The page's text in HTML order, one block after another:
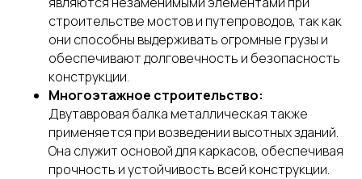
строительстве мостов и путепроводов, так как
они способны выдерживать огромные грузы и
обеспечивают долговечность и безопасность
конструкции.
Многоэтажное строительство:
Двутавровая балка металлическая также
применяется при возведении высотных зданий.
Она служит основой для каркасов, обеспечивая
прочность и устойчивость всей конструкции.